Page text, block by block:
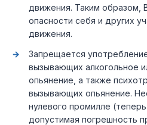
движения. Таким образом,
опасности себя и других
движения.
Запрещается
вызывающих алкогольное
опьянение, а также
вызывающих опьянение.
нулевого промилле
допустимая погрешность